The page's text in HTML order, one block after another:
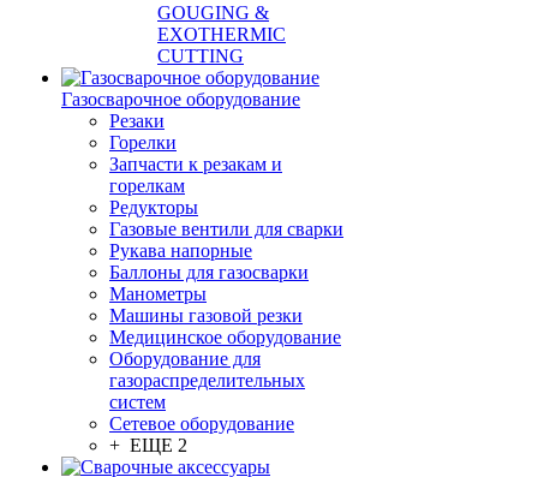
GOUGING &
EXOTHERMIC
CUTTING
Газосварочное оборудование
Резаки
Горелки
Запчасти к резакам и
горелкам
Редукторы
Газовые вентили для сварки
Рукава напорные
Баллоны для газосварки
Манометры
Машины газовой резки
Медицинское оборудование
Оборудование для
газораспределительных
систем
Сетевое оборудование
+ ЕЩЕ 2